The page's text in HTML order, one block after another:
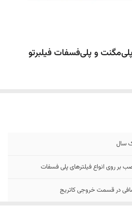
و پلی‌فسفات فیلبرتو
سال
بر روی انواع فیلترهای پلی فسفات
در قسمت خروجی کاتریج